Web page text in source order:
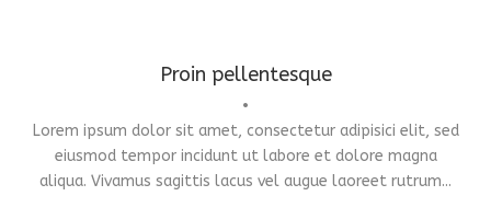
Identity, Typography, Website
Proin pellentesque
•
Lorem ipsum dolor sit amet, consectetur adipisici elit, sed
eiusmod tempor incidunt ut labore et dolore magna
aliqua. Vivamus sagittis lacus vel augue laoreet rutrum...